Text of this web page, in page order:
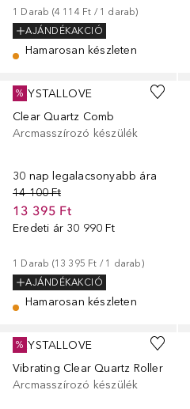
1 Darab (4 114 Ft / 1 darab)
AJÁNDÉKAKCIÓ
Hamarosan készleten
CRYSTALLOVE
Clear Quartz Comb
Arcmasszírozó készülék
30 nap legalacsonyabb ára
14 100 Ft
13 395 Ft
Eredeti ár 30 990 Ft
1 Darab (13 395 Ft / 1 darab)
AJÁNDÉKAKCIÓ
Hamarosan készleten
%
CRYSTALLOVE
Vibrating Clear Quartz Roller
Arcmasszírozó készülék
%